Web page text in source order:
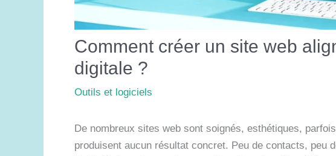
Comment créer un site web
digitale ?
Outils et logiciels
De nombreux sites web sont soignés, esthétiques,
produisent aucun résultat concret. Peu de contacts, peu